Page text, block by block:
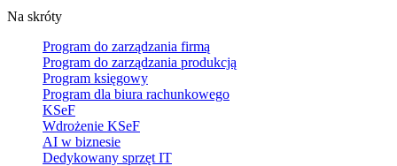
Na skróty
Program do zarządzania firmą
Program do zarządzania produkcją
Program księgowy
Program dla biura rachunkowego
KSeF
Wdrożenie KSeF
AI w biznesie
Dedykowany sprzęt IT